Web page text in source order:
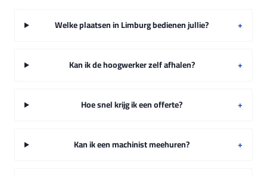
Welke plaatsen in Limburg bedienen jullie? +
Kan ik de hoogwerker zelf afhalen? +
Hoe snel krijg ik een offerte? +
Kan ik een machinist meehuren? +